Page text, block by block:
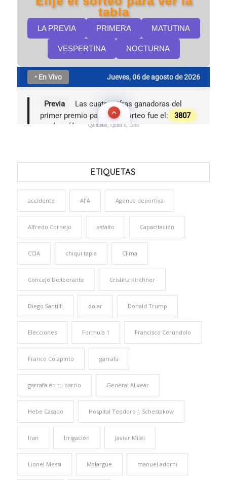
Quinielas, Quini 6, Loto
ETIQUETAS
accidente AFA Agenda deportiva
Alfredo Cornejo asfalto Capacitación
CCIA chiqui tapia Clima
Concejo Deliberante Cristina Kirchner
Diego Santilli dolar Donald Trump
Elecciones Formula 1 Francisco Cerúndolo
Franco Colapinto garrafa
garrafa en tu barrio General ALvear
Hebe Casado Hospital Teodoro J. Schestakow
Iran Irrigación Javier Milei
Lionel Messi Malargüe manuel adorni